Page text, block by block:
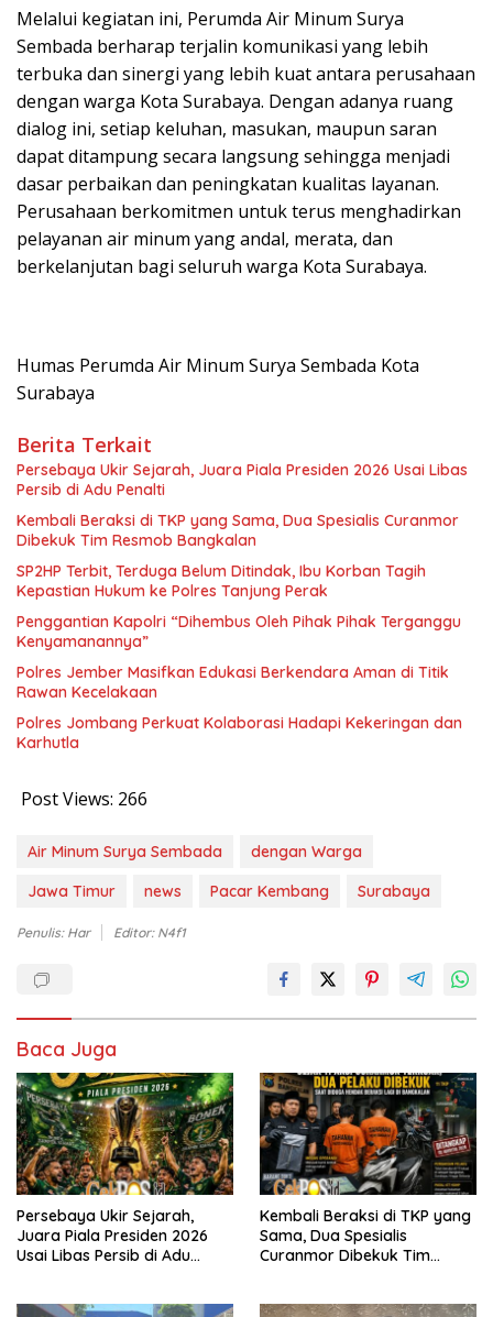
Melalui kegiatan ini, Perumda Air Minum Surya
Sembada berharap terjalin komunikasi yang lebih
terbuka dan sinergi yang lebih kuat antara perusahaan
dengan warga Kota Surabaya. Dengan adanya ruang
dialog ini, setiap keluhan, masukan, maupun saran
dapat ditampung secara langsung sehingga menjadi
dasar perbaikan dan peningkatan kualitas layanan.
Perusahaan berkomitmen untuk terus menghadirkan
pelayanan air minum yang andal, merata, dan
berkelanjutan bagi seluruh warga Kota Surabaya.
Humas Perumda Air Minum Surya Sembada Kota
Surabaya
Berita Terkait
Persebaya Ukir Sejarah, Juara Piala Presiden 2026 Usai Libas
Persib di Adu Penalti
Kembali Beraksi di TKP yang Sama, Dua Spesialis Curanmor
Dibekuk Tim Resmob Bangkalan
SP2HP Terbit, Terduga Belum Ditindak, Ibu Korban Tagih
Kepastian Hukum ke Polres Tanjung Perak
Penggantian Kapolri “Dihembus Oleh Pihak Pihak Terganggu
Kenyamanannya”
Polres Jember Masifkan Edukasi Berkendara Aman di Titik
Rawan Kecelakaan
Polres Jombang Perkuat Kolaborasi Hadapi Kekeringan dan
Karhutla
Post Views: 266
Air Minum Surya Sembada
dengan Warga
Jawa Timur
news Pacar Kembang Surabaya
Penulis: Har Editor: N4f1
Baca Juga
Persebaya Ukir Sejarah,
Juara Piala Presiden 2026
Usai Libas Persib di Adu
Kembali Beraksi di TKP yang
Sama, Dua Spesialis
Curanmor Dibekuk Tim